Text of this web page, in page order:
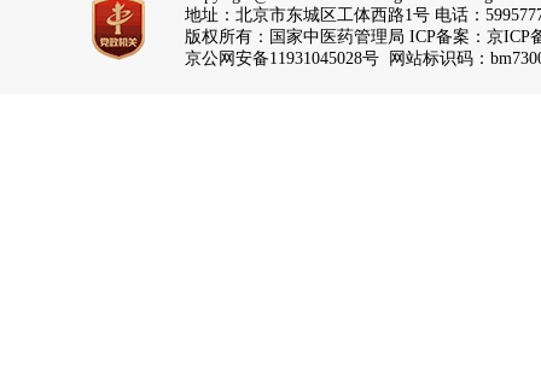
地址：北京市东城区工体西路1号 电话：
版权所有：国家中医药管理局 ICP备案： 京ICP
京公网安备11931045028号 网站标识码：